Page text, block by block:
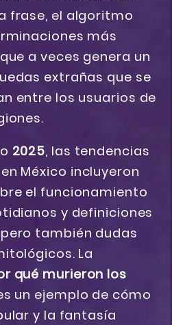
frase, el algoritmo
más
a veces genera un
extrañas que se
entre los usuarios de
2025, las tendencias
México incluyeron
el funcionamiento
y definiciones
también dudas
La
qué murieron los
un ejemplo de cómo
y la fantasía